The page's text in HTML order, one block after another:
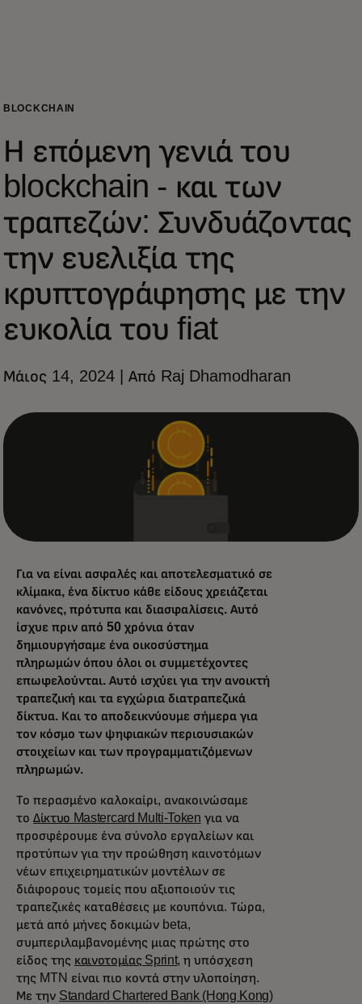
Για καινοτόμους
Νέα και τάσεις
BLOCKCHAIN
Η επόμενη γενιά του
blockchain - και των
τραπεζών: Συνδυάζοντας
την ευελιξία της
κρυπτογράφησης με την
ευκολία του fiat
Μάιος 14, 2024 | Από Raj Dhamodharan
Για να είναι ασφαλές και αποτελεσματικό σε
κλίμακα, ένα δίκτυο κάθε είδους χρειάζεται
κανόνες, πρότυπα και διασφαλίσεις. Αυτό
ίσχυε πριν από 50 χρόνια όταν
δημιουργήσαμε ένα οικοσύστημα
πληρωμών όπου όλοι οι συμμετέχοντες
επωφελούνται. Αυτό ισχύει για την ανοικτή
τραπεζική και τα εγχώρια διατραπεζικά
δίκτυα. Και το αποδεικνύουμε σήμερα για
τον κόσμο των ψηφιακών περιουσιακών
στοιχείων και των προγραμματιζόμενων
πληρωμών.
Το περασμένο καλοκαίρι, ανακοινώσαμε
το Δίκτυο Mastercard Multi-Token για να
προσφέρουμε ένα σύνολο εργαλείων και
προτύπων για την προώθηση καινοτόμων
νέων επιχειρηματικών μοντέλων σε
διάφορους τομείς που αξιοποιούν τις
τραπεζικές καταθέσεις με κουπόνια. Τώρα,
μετά από μήνες δοκιμών beta,
συμπεριλαμβανομένης μιας πρώτης στο
είδος της καινοτομίας Sprint, η υπόσχεση
της MTN είναι πιο κοντά στην υλοποίηση.
Με την Standard Chartered Bank (Hong Kong)